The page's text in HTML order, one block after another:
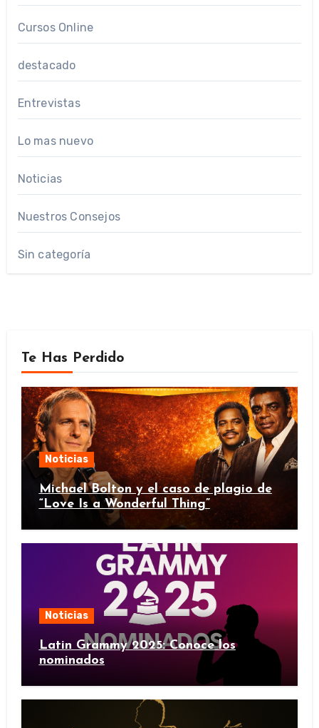
Cursos Online
destacado
Entrevistas
Lo mas nuevo
Noticias
Nuestros Consejos
Sin categoría
Te Has Perdido
Noticias
Michael Bolton y el caso de plagio de
“Love Is a Wonderful Thing”
Noticias
Latin Grammy 2025: Conoce los
nominados